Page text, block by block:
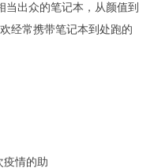
当出众的笔记本，从颜值到
经常携带笔记本到处跑的
疫情的助